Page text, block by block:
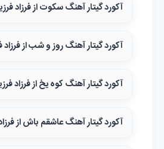
آکورد گیتار آهنگ سکوت از فرزاد
آکورد گیتار آهنگ روز و شب از فرزاد
آکورد گیتار آهنگ کوه یخ از فرزاد
آکورد گیتار آهنگ عاشقم باش از